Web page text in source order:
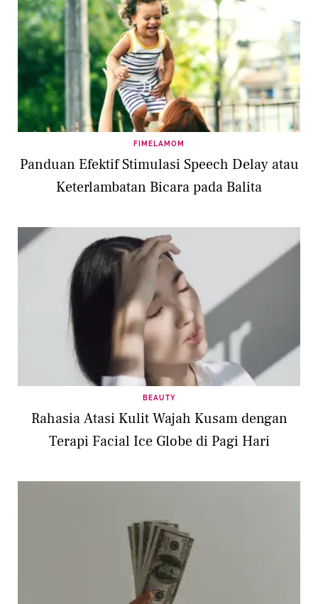
FIMELAMOM
Panduan Efektif Stimulasi Speech Delay atau
Keterlambatan Bicara pada Balita
BEAUTY
Rahasia Atasi Kulit Wajah Kusam dengan
Terapi Facial Ice Globe di Pagi Hari